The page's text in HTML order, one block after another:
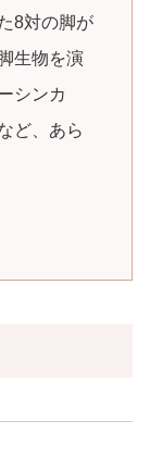
8対の脚が
生物を演
シンカ
ど、あら